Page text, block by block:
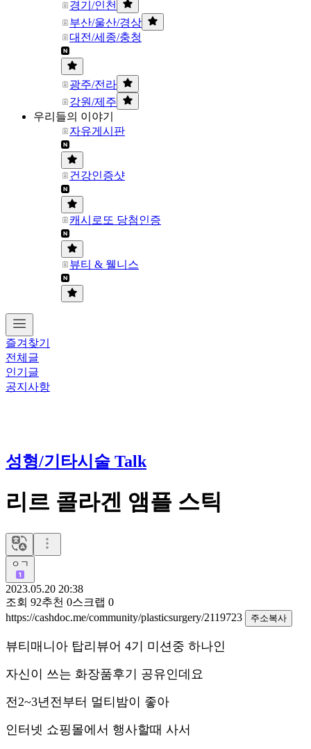
경기/인천
부산/울산/경상
대전/세종/충청
광주/전라
강원/제주
우리들의 이야기
자유게시판
건강인증샷
캐시로또 당첨인증
뷰티 & 웰니스
즐겨찾기
전체글
인기글
공지사항
성형/기타시술 Talk
리르 콜라겐 앰플 스틱
ㅇㄱ
2023.05.20 20:38
조회 92추천 0스크랩 0
https://cashdoc.me/community/plasticsurgery/2119723
주소복사
뷰티매니아 탑리뷰어 4기 미션중 하나인
자신이 쓰는 화장품후기 공유인데요
전2~3년전부터 멀티밤이 좋아
인터넷 쇼핑몰에서 행사할때 사서